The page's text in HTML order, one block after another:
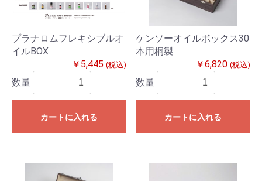
プラナロムフレキシブルオ
イルBOX
￥5,445 (税込)
数量
カートに入れる
ケンソーオイルボックス30
本用桐製
￥6,820 (税込)
数量
カートに入れる